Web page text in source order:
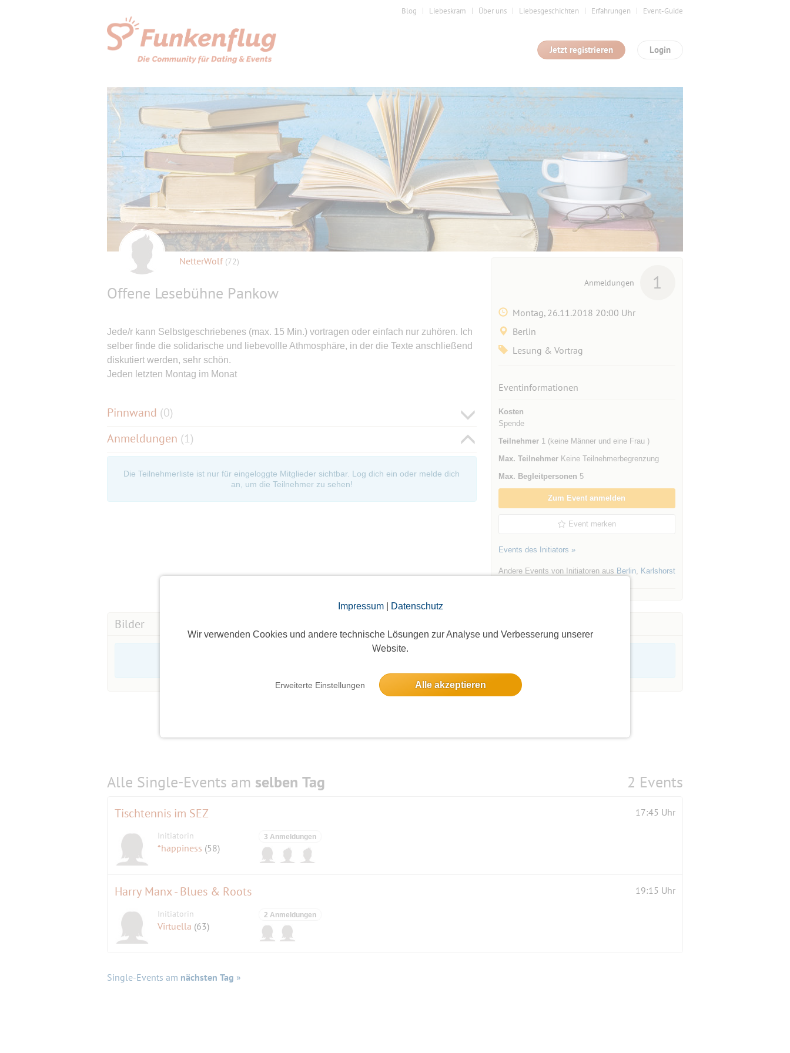
Impressum| Datenschutz
Wir verwenden Cookies und andere technische Lösungen zur Analyse und Verbesserung unserer
Website.
Erweiterte Einstellungen Alle akzeptieren
Blog Liebeskram Über uns Liebesgeschichten Erfahrungen Event-Guide
Login
Jetzt registrieren
NetterWolf (72)
Offene Lesebühne Pankow
Jede/r kann Selbstgeschriebenes (max. 15 Min.) vortragen oder einfach nur zuhören. Ich
selber finde die solidarische und liebevollle Athmosphäre, in der die Texte anschließend
diskutiert werden, sehr schön.
Jeden letzten Montag im Monat
Pinnwand (0)
Anmeldungen (1)
Die Teilnehmerliste ist nur für eingeloggte Mitglieder sichtbar. Log dich ein oder melde dich
an, um die Teilnehmer zu sehen!
Anmeldungen 1
Montag, 26.11.2018 20:00 Uhr
Berlin
Lesung & Vortrag
Eventinformationen
Kosten
Spende
Teilnehmer1 (keine Männer und eine Frau )
Max. TeilnehmerKeine Teilnehmerbegrenzung
Max. Begleitpersonen 5
Zum Event anmelden
Event merken
Events des Initiators »
Andere Events von Initiatoren aus Berlin, Karlshorst
Bilder
Alle Single-Events am selben Tag 2 Events
Tischtennis im SEZ 17:45 Uhr
Initiatorin
*happiness (58)
3 Anmeldungen
Harry Manx - Blues & Roots 19:15 Uhr
Initiatorin
Virtuella (63)
2 Anmeldungen
Single-Events am nächsten Tag »